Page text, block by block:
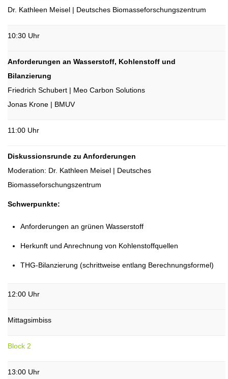
Dr. Kathleen Meisel | Deutsches Biomasseforschungszentrum
10:30 Uhr
Anforderungen an Wasserstoff, Kohlenstoff und
Bilanzierung
Friedrich Schubert | Meo Carbon Solutions
Jonas Krone | BMUV
11:00 Uhr
Diskussionsrunde zu Anforderungen
Moderation: Dr. Kathleen Meisel | Deutsches
Biomasseforschungszentrum
Schwerpunkte:
Anforderungen an grünen Wasserstoff
Herkunft und Anrechnung von Kohlenstoffquellen
THG-Bilanzierung (schrittweise entlang Berechnungsformel)
12:00 Uhr
Mittagsimbiss
Block 2
13:00 Uhr